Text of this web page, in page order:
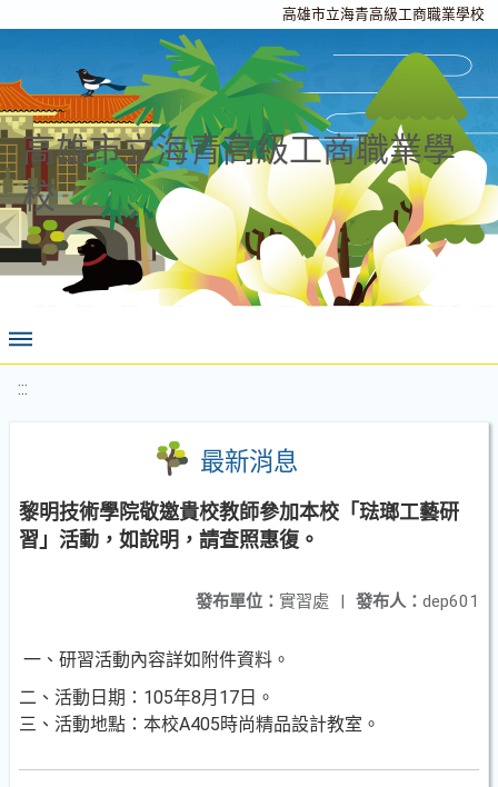
高雄市立海青高級工商職業學校
高雄市立海青高級工商職業學
校
:::
最新消息
黎明技術學院敬邀貴校教師參加本校「琺瑯工藝研
習」活動，如說明，請查照惠復。
發布人： dep601
發布單位： 實習處 |
一、研習活動內容詳如附件資料。
二、活動日期：105年8月17日。
三、活動地點：本校A405時尚精品設計教室。